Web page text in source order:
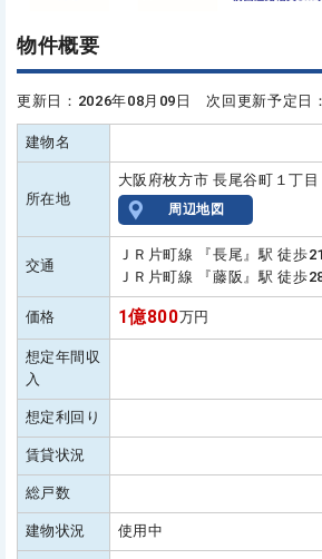
物件概要
更新日：2026年08月09日 次回更新予定日
建物名
所在地
大阪府枚方市 長尾谷町１丁目
周辺地図
交通
ＪＲ片町線 『長尾』駅 徒歩
ＪＲ片町線 『藤阪』駅 徒歩
価格 1億800万円
想定年間収
入
想定利回り
賃貸状況
総戸数
建物状況 使用中